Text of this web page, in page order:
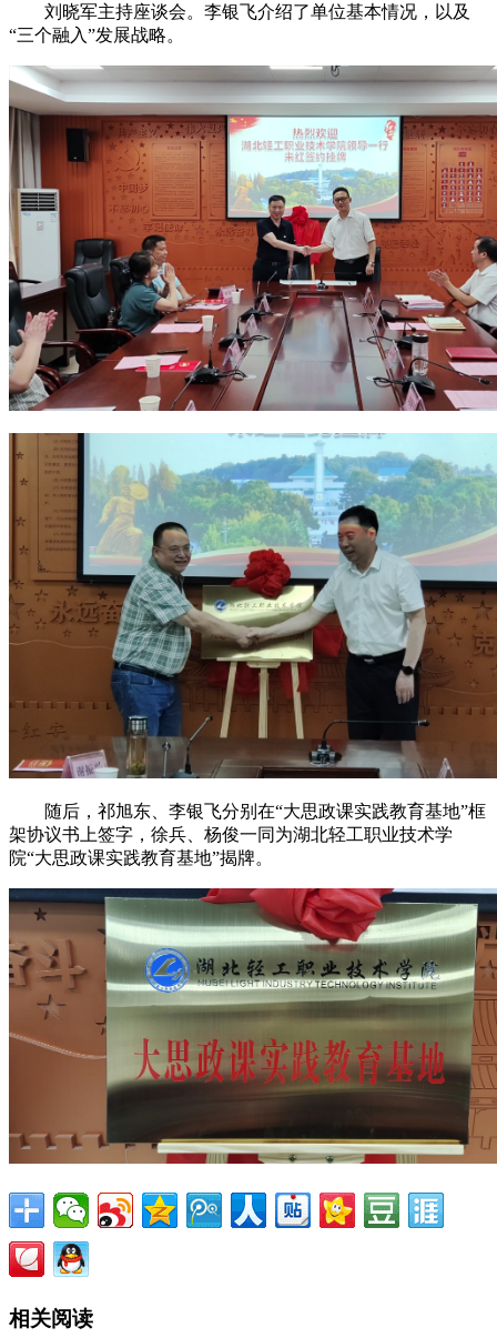
刘晓军主持座谈会。李银飞介绍了单位基本情况，以及
“三个融入”发展战略。
随后，祁旭东、李银飞分别在“大思政课实践教育基地”框
架协议书上签字，徐兵、杨俊一同为湖北轻工职业技术学
院“大思政课实践教育基地”揭牌。
相关阅读